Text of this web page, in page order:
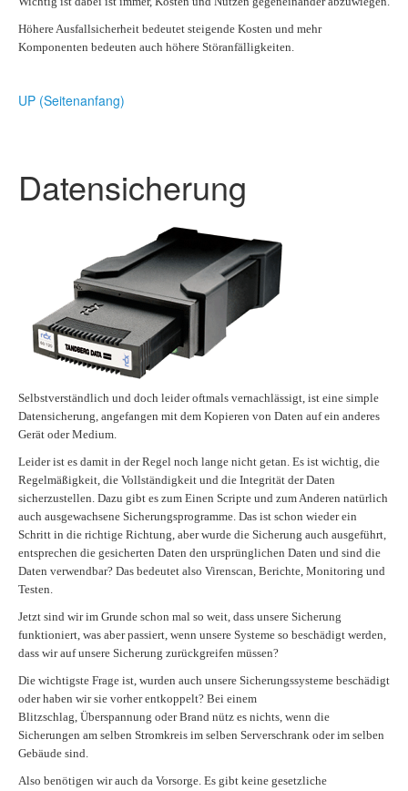
Höhere Ausfallsicherheit bedeutet steigende Kosten und mehr
Komponenten bedeuten auch höhere Störanfälligkeiten.
UP (Seitenanfang)
Datensicherung
Selbstverständlich und doch leider oftmals vernachlässigt, ist eine simple
Datensicherung, angefangen mit dem Kopieren von Daten auf ein anderes
Gerät oder Medium.
Leider ist es damit in der Regel noch lange nicht getan. Es ist wichtig, die
Regelmäßigkeit, die Vollständigkeit und die Integrität der Daten
sicherzustellen. Dazu gibt es zum Einen Scripte und zum Anderen natürlich
auch ausgewachsene Sicherungsprogramme. Das ist schon wieder ein
Schritt in die richtige Richtung, aber wurde die Sicherung auch ausgeführt,
entsprechen die gesicherten Daten den ursprünglichen Daten und sind die
Daten verwendbar? Das bedeutet also Virenscan, Berichte, Monitoring und
Testen.
Jetzt sind wir im Grunde schon mal so weit, dass unsere Sicherung
funktioniert, was aber passiert, wenn unsere Systeme so beschädigt werden,
dass wir auf unsere Sicherung zurückgreifen müssen?
Die wichtigste Frage ist, wurden auch unsere Sicherungssysteme beschädigt
oder haben wir sie vorher entkoppelt? Bei einem
Blitzschlag, Überspannung oder Brand nütz es nichts, wenn die
Sicherungen am selben Stromkreis im selben Serverschrank oder im selben
Gebäude sind.
Also benötigen wir auch da Vorsorge. Es gibt keine gesetzliche